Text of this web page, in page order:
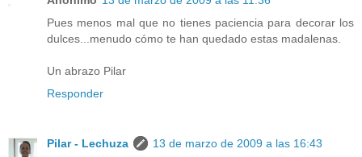
Pues menos mal que no tienes paciencia para decorar los
dulces...menudo cómo te han quedado estas madalenas.
Un abrazo Pilar
Responder
Pilar - Lechuza
13 de marzo de 2009 a las 16:43